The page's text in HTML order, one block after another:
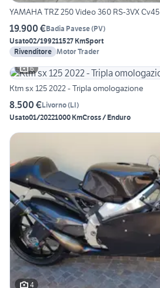
YAMAHA TRZ 250 Video 360 RS-3VX Cv45
19.900 €Badia Pavese(PV)
Usato02/199211527 KmSport
Rivenditore Motor Trader
6
Ktm sx 125 2022 - Tripla omologazione
8.500 €Livorno(LI)
Usato01/20221000 KmCross / Enduro
4